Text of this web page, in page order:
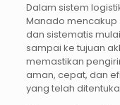
Dalam sistem
Manado mencakup
dan sistematis
sampai ke tujuan
memastikan
aman, cepat, dan
yang telah